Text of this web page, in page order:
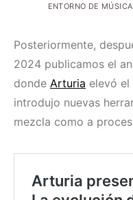
ENTORNO DE
Posteriormente,
2024 publicamos el
donde Arturia elevó
introdujo nuevas
mezcla como a